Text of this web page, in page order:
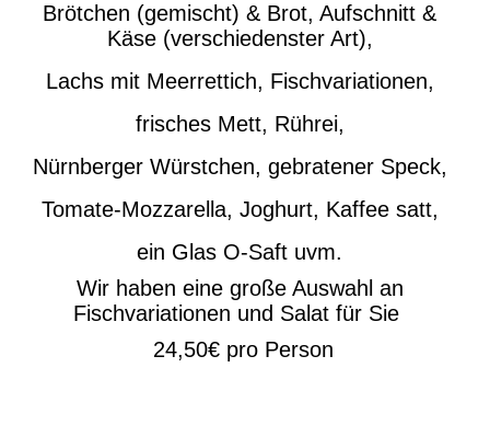
Brötchen (gemischt) & Brot, Aufschnitt &
Käse (verschiedenster Art),
Lachs mit Meerrettich, Fischvariationen,
frisches Mett, Rührei,
Nürnberger Würstchen, gebratener Speck,
Tomate-Mozzarella, Joghurt, Kaffee satt,
ein Glas O-Saft uvm.
Wir haben eine große Auswahl an
Fischvariationen und Salat für Sie
24,50€ pro Person